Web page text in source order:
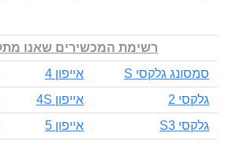
רשימת המכשירים שאנו
סמסונג גלקסי S
אייפון 4
גלקסי 2
אייפון 4S
גלקסי S3
אייפון 5